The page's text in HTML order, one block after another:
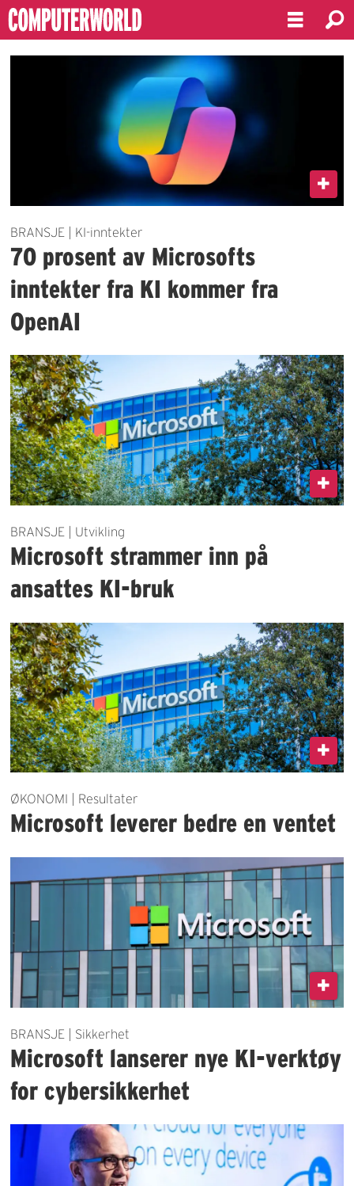
Emne:
microsoft
BRANSJE | KI-inntekter
70 prosent av Microsofts
inntekter fra KI kommer fra
OpenAI
BRANSJE | Utvikling
Microsoft strammer inn på
ansattes KI-bruk
ØKONOMI | Resultater
Microsoft leverer bedre en ventet
BRANSJE | Sikkerhet
Microsoft lanserer nye KI-verktøy
for cybersikkerhet